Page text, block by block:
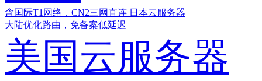
含国际T1网络，CN2三网直连 日本云服务器
大陆优化路由，免备案低延迟
美国云服务器